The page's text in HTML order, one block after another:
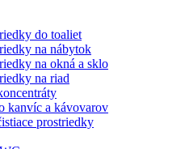
do toaliet
na nábytok
na okná a sklo
na riad
kanvíc a kávovarov
prostriedky